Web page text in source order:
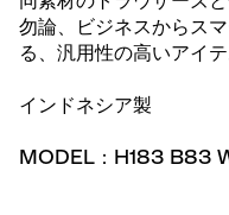
勿論、ビジネスからス
る、汎用性の高いアイテ
インドネシア製
MODEL：H183 B83